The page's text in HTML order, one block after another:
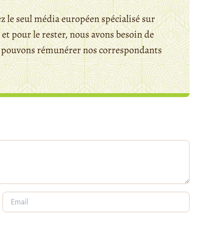
le seul média européen spécialisé sur
pour le rester, nous avons besoin de
rémunérer nos correspondants